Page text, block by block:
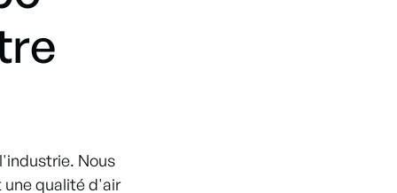
Nous
qualité d'air